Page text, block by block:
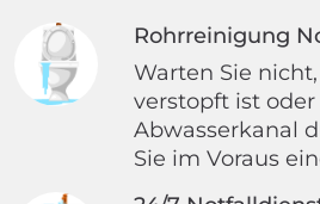
Rohrreinigung
Warten Sie
verstopft ist oder
Abwasserkanal
Sie im Voraus